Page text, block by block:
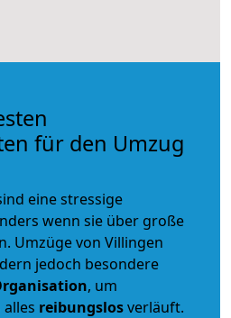
für den Umzug
eine stressige
wenn sie über große
Umzüge von Villingen
jedoch besondere
, um
reibungslosverläuft.